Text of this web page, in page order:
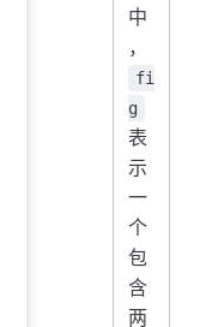
中
，
fi
g
表
示
一
个
包
含
两